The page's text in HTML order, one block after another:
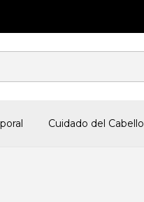
Cuidado del Cabello